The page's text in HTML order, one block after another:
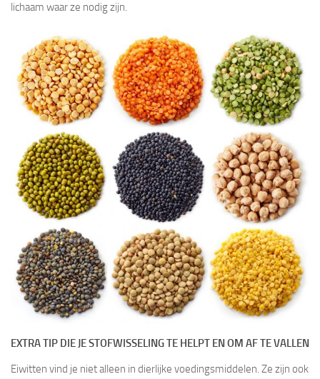
lichaam waar ze nodig zijn.
EXTRA TIP DIE JE STOFWISSELING TE HELPT EN OM AF TE VALLEN
Eiwitten vind je niet alleen in dierlijke voedingsmiddelen. Ze zijn ook